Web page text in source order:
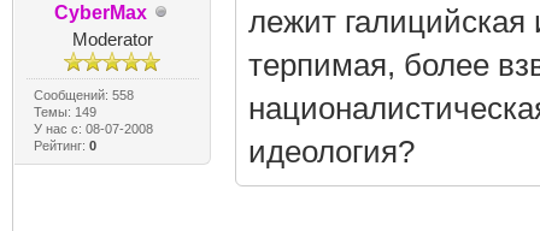
CyberMax
Moderator
Сообщений: 558
Темы: 149
У нас с: 08-07-2008
Рейтинг: 0
лежит
терпимая, более
идеология?